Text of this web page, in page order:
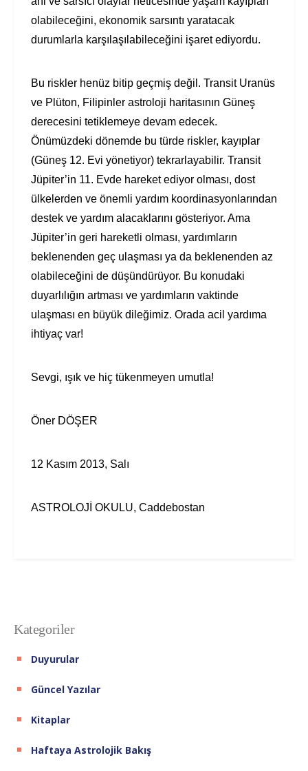
olabileceğini, ekonomik sarsıntı yaratacak
durumlarla karşılaşılabileceğini işaret ediyordu.
Bu riskler henüz bitip geçmiş değil. Transit Uranüs
ve Plüton, Filipinler astroloji haritasının Güneş
derecesini tetiklemeye devam edecek.
Önümüzdeki dönemde bu türde riskler, kayıplar
(Güneş 12. Evi yönetiyor) tekrarlayabilir. Transit
Jüpiter’in 11. Evde hareket ediyor olması, dost
ülkelerden ve önemli yardım koordinasyonlarından
destek ve yardım alacaklarını gösteriyor. Ama
Jüpiter’in geri hareketli olması, yardımların
beklenenden geç ulaşması ya da beklenenden az
olabileceğini de düşündürüyor. Bu konudaki
duyarlılığın artması ve yardımların vaktinde
ulaşması en büyük dileğimiz. Orada acil yardıma
ihtiyaç var!
Sevgi, ışık ve hiç tükenmeyen umutla!
Öner DÖŞER
12 Kasım 2013, Salı
ASTROLOJİ OKULU, Caddebostan
Kategoriler
Duyurular
Güncel Yazılar
Kitaplar
Haftaya Astrolojik Bakış